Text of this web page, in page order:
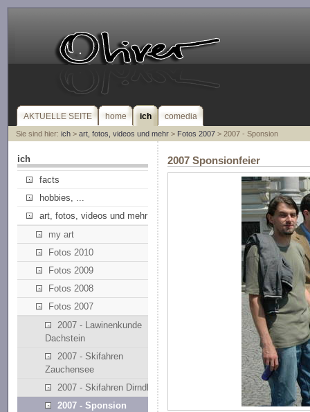
AKTUELLE SEITE home ich comedia
Sie sind hier: ich> art, fotos, videos und mehr> Fotos 2007> 2007 - Sponsion
ich
facts
hobbies, ...
art, fotos, videos und mehr
my art
Fotos 2010
Fotos 2009
Fotos 2008
Fotos 2007
2007 - Lawinenkunde
Dachstein
2007 - Skifahren
Zauchensee
2007 - Skifahren Dirndllift
2007 - Sponsion
2007 Sponsionfeier